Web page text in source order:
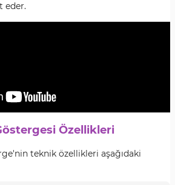
eder.
Özellikleri
teknik özellikleri aşağıdaki